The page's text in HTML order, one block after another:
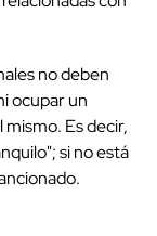
no deben
ocupar un
Es decir,
si no está